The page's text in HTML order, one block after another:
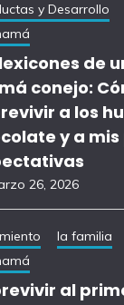
y Desarrollo
de
conejo:
a los
y a
26, 2026
la familia
al